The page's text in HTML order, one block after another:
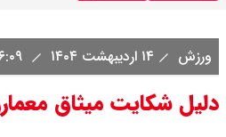
ورزش ۱۴ اردیبهشت ۱۴۰۴
دلیل شکایت میثاق